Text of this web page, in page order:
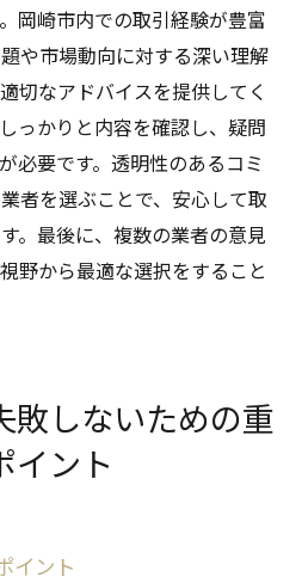
岡崎市内での取引経験が豊富
や市場動向に対する深い理解
切なアドバイスを提供してく
っかりと内容を確認し、疑問
必要です。透明性のあるコミ
者を選ぶことで、安心して取
。最後に、複数の業者の意見
野から最適な選択をすること
敗しないための重
イント
イント